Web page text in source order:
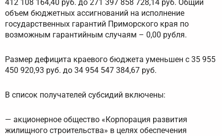
412 108 164,40 руб. до 271 397 858 728,14 руб. Общий
объем бюджетных ассигнований на исполнение
государственных гарантий Приморского края по
возможным гарантийным случаям – 0,00 рубля.
Размер дефицита краевого бюджета уменьшен с 35 955
450 920,93 руб. до 34 954 547 384,67 руб.
В список получателей субсидий включены:
— акционерное общество «Корпорация развития
жилищного строительства» в целях обеспечения